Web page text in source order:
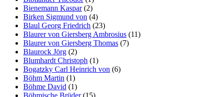
Bienemann Kaspar(2)
Birken Sigmund von (4)
Blaul Georg Friedrich (23)
Blaurer von Giersberg Ambrosius (11)
Blaurer von Giersberg Thomas (7)
Blaurock Jörg (2)
Blumhardt Christoph (1)
Bogatzky Carl Heinrich von (6)
Böhm Martin (1)
Böhme David (1)
Böhmische Brüder(15)